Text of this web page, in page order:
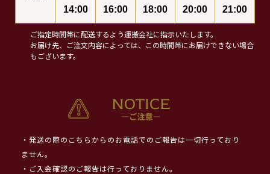
14:00
16:00
18:00
20:00
21:00
ご指定時間帯に配送するよう運搬会社に指示いたします。
お届け先、ご注文内容によっては、この時間帯にお届けできない場合
もございます。
・発送の際のこちらからのお電話でのご報告は一切行っており
ません。
・ご入金確認のご報告は行っておりません。